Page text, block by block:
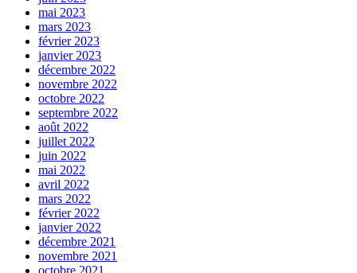
mai 2023
mars 2023
février 2023
janvier 2023
décembre 2022
novembre 2022
octobre 2022
septembre 2022
août 2022
juillet 2022
juin 2022
mai 2022
avril 2022
mars 2022
février 2022
janvier 2022
décembre 2021
novembre 2021
octobre 2021